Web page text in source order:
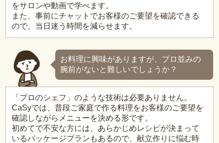
をサロンや動画で学べます。
また、事前にチャットでお客様のご要望を確認できる
ので、当日迷う時間を減らせます。
お料理に興味がありますが、プロ並みの
腕前がないと難しいでしょうか？
「プロのシェフ」のような技術は必要ありません。
CaSyでは、普段ご家庭で作る料理をお客様のご要望を
確認しながらメニューを決める形です。
初めてで不安な方には、あらかじめレシピが決まって
いるパッケージプランもあるので、献立作りに悩む時